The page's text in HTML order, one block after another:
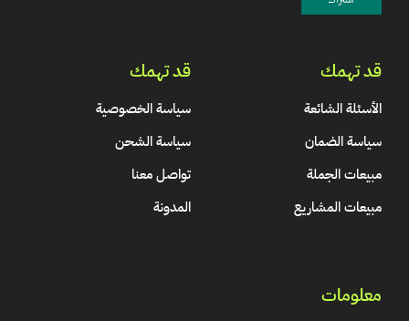
قد تهمك
الأسئلة الشائعة
سياسة الضمان
مبيعات الجملة
مبيعات المشاريع
قد تهمك
سياسة الخصوصية
سياسة الشحن
تواصل معنا
المدونة
معلومات